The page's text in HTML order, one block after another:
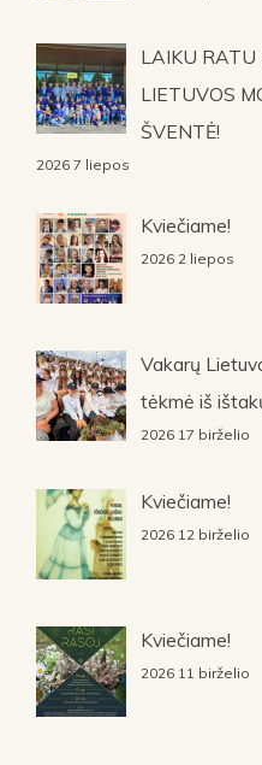
LAIKU RATU
LIETUVOS
ŠVENTĖ!
2026 7 liepos
Kviečiame!
2026 2 liepos
Vakarų
tėkmė iš
2026 17 birželio
Kviečiame!
2026 12 birželio
Kviečiame!
2026 11 birželio